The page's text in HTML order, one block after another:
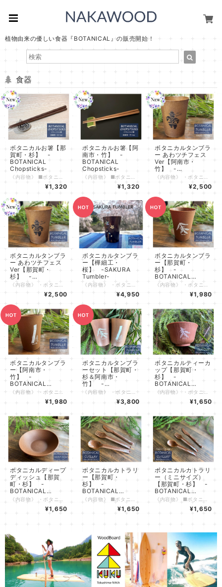
植物由来の優しい食器『BOTANICAL』の販売開始！
食器
ボタニカルお箸【那
賀町・杉】 -
BOTANICAL
Chopsticks-
¥1,320
ボタニカルお箸【阿
南市・竹】 -
BOTANICAL
Chopsticks-
¥1,320
ボタニカルタンブラ
ー あわツチフェス
Ver【阿南市・
竹】 -
BOTANICAL
¥2,500
ボタニカルタンブラ
ー あわツチフェス
Ver【那賀町・
杉】 -
BOTANICAL
¥2,500
ボタニカルタンブラ
ー【樺細工・
桜】 -SAKURA
Tumbler-
¥4,950
ボタニカルタンブラ
ー【那賀町・
杉】 -
BOTANICAL
Tumbler-
¥1,980
ボタニカルタンブラ
ー【阿南市・
竹】 -
BOTANICAL
Tumbler-
¥1,980
ボタニカルタンブラ
ーセット【那賀町・
杉＆阿南市・
竹】 -
BOTANICAL
¥3,800
ボタニカルティーカ
ップ【那賀町・
杉】 -
BOTANICAL
Teacup-
¥1,650
ボタニカルディープ
ディッシュ【那賀
町・杉】 -
BOTANICAL
Deepdish-
¥1,650
ボタニカルカトラリ
ー【那賀町・
杉】 -
BOTANICAL
Cutlery-
¥1,650
ボタニカルカトラリ
ー（ミニサイズ）
【那賀町・杉】 -
BOTANICAL
Cutlery-
¥1,650